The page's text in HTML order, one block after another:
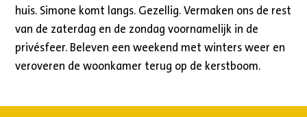
huis. Simone komt langs. Gezellig. Vermaken ons de rest
van de zaterdag en de zondag voornamelijk in de
privésfeer. Beleven een weekend met winters weer en
veroveren de woonkamer terug op de kerstboom.